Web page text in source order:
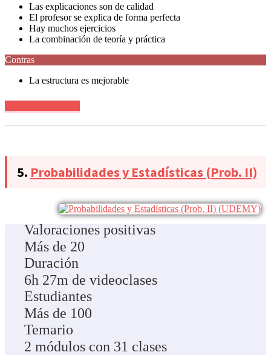
Las explicaciones son de calidad
El profesor se explica de forma perfecta
Hay muchos ejercicios
La combinación de teoría y práctica
Contras
La estructura es mejorable
5. Probabilidades y Estadísticas (Prob. II)
Valoraciones positivas
Más de 20
Duración
6h 27m de videoclases
Estudiantes
Más de 100
Temario
2 módulos con 31 clases